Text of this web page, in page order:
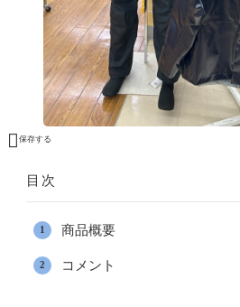
 保存する
目次
商品概要
コメント